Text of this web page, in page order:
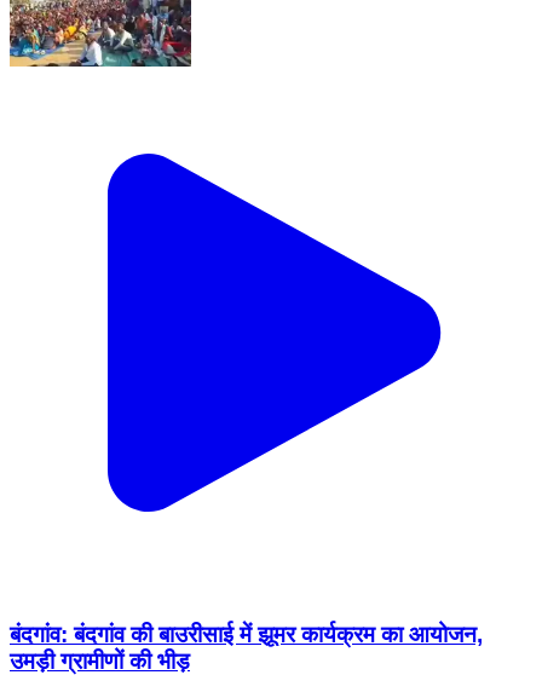
बंदगांव: बंदगांव की बाउरीसाई में झूमर कार्यक्रम का आयोजन,
उमड़ी ग्रामीणों की भीड़